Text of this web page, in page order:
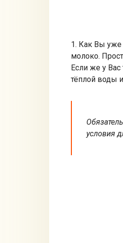
1. Как Вы уже
молоко.
Если же у Вас
тёплой воды
условия